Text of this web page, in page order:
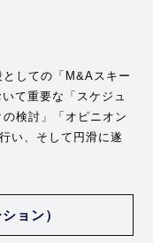
しての「M&Aスキー
て重要な「スケジュ
検討」「オピニオン
い、そして円滑に遂
ョン）